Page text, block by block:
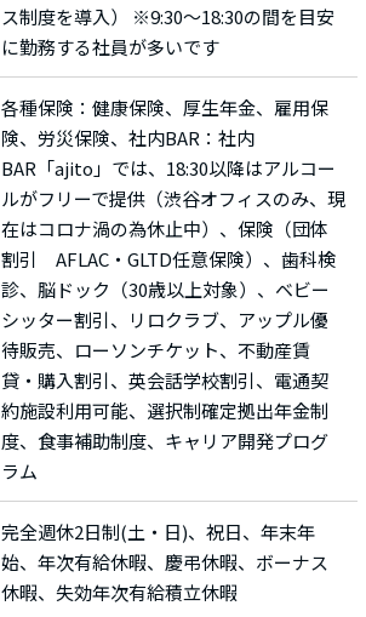
ス制度を導入） ※9:30～18:30の間を目安
に勤務する社員が多いです
各種保険：健康保険、厚生年金、雇用保
険、労災保険、社内BAR：社内
BAR「ajito」では、18:30以降はアルコー
ルがフリーで提供（渋谷オフィスのみ、現
在はコロナ渦の為休止中）、保険（団体
割引 AFLAC・GLTD任意保険）、歯科検
診、脳ドック（30歳以上対象）、ベビー
シッター割引、リロクラブ、アップル優
待販売、ローソンチケット、不動産賃
貸・購入割引、英会話学校割引、電通契
約施設利用可能、選択制確定拠出年金制
度、食事補助制度、キャリア開発プログ
ラム
完全週休2日制(土・日)、祝日、年末年
始、年次有給休暇、慶弔休暇、ボーナス
休暇、失効年次有給積立休暇